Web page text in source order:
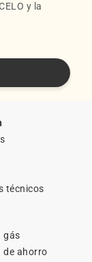
y la
técnicos
gás
de ahorro